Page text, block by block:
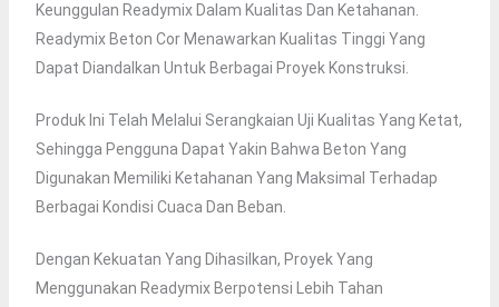
Keunggulan Readymix Dalam Kualitas Dan Ketahanan.
Readymix Beton Cor Menawarkan Kualitas Tinggi Yang
Dapat Diandalkan Untuk Berbagai Proyek Konstruksi.
Produk Ini Telah Melalui Serangkaian Uji Kualitas Yang Ketat,
Sehingga Pengguna Dapat Yakin Bahwa Beton Yang
Digunakan Memiliki Ketahanan Yang Maksimal Terhadap
Berbagai Kondisi Cuaca Dan Beban.
Dengan Kekuatan Yang Dihasilkan, Proyek Yang
Menggunakan Readymix Berpotensi Lebih Tahan